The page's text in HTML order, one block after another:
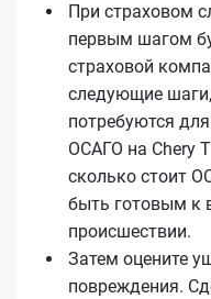
При страховом
первым шагом
страховой
следующие
потребуются
ОСАГО на Chery
сколько стоит
быть готовым к
происшествии.
Затем оцените
повреждения.